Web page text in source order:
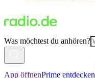
Was möchtest du anhören?
App öffnenPrime entdecken